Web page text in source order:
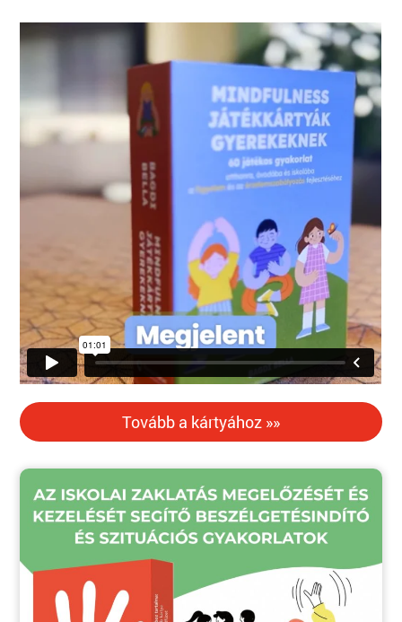
Tovább a kártyához »»